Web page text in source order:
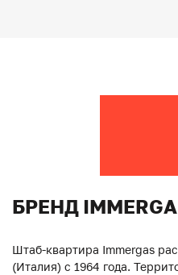
БРЕНД
Штаб-квартира Immergas
(Италия) с 1964 года.